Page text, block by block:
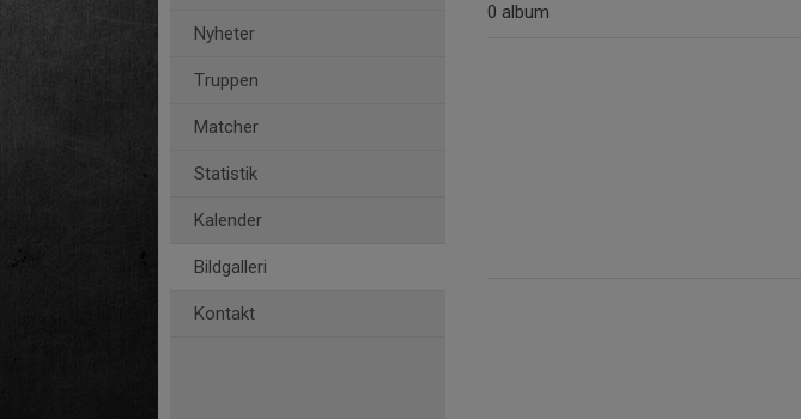
Nyheter
Truppen
Matcher
Statistik
Kalender
Bildgalleri
Kontakt
0 album